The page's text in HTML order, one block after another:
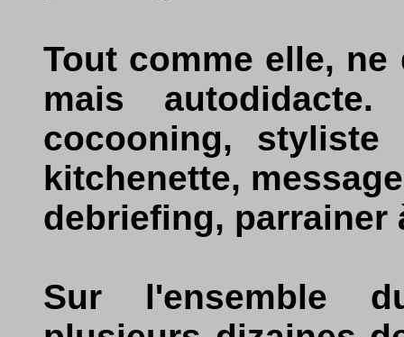
Tout comme elle,
mais
cocooning,
kitchenette,
debriefing, parrainer
Sur l'ensemble